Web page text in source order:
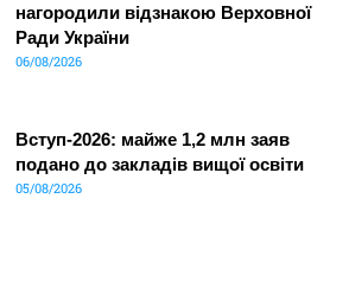
нагородили відзнакою Верховної
Ради України
06/08/2026
Вступ-2026: майже 1,2 млн заяв
подано до закладів вищої освіти
05/08/2026